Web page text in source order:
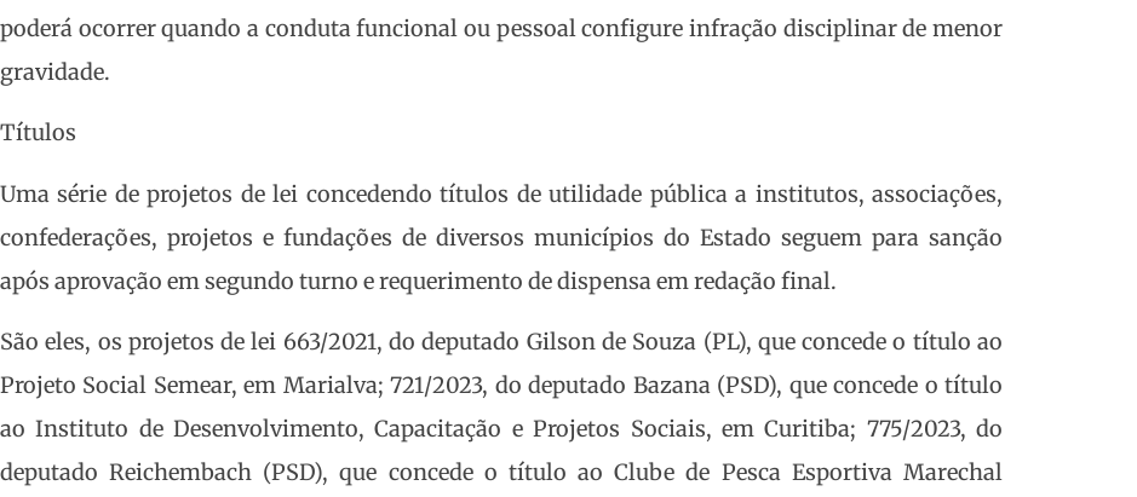
poderá ocorrer quando a conduta funcional ou pessoal configure infração disciplinar de menor
gravidade.
Títulos
Uma série de projetos de lei concedendo títulos de utilidade pública a institutos, associações,
confederações, projetos e fundações de diversos municípios do Estado seguem para sanção
após aprovação em segundo turno e requerimento de dispensa em redação final.
São eles, os projetos de lei 663/2021, do deputado Gilson de Souza (PL), que concede o título ao
Projeto Social Semear, em Marialva; 721/2023, do deputado Bazana (PSD), que concede o título
ao Instituto de Desenvolvimento, Capacitação e Projetos Sociais, em Curitiba; 775/2023, do
deputado Reichembach (PSD), que concede o título ao Clube de Pesca Esportiva Marechal